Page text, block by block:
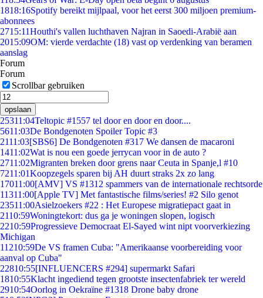
1818:16Spotify bereikt mijlpaal, voor het eerst 300 miljoen premium-
abonnees
2715:11Houthi's vallen luchthaven Najran in Saoedi-Arabië aan
2015:09OM: vierde verdachte (18) vast op verdenking van beramen
aanslag
Forum
Forum
Scrollbar gebruiken
opslaan
25311:04Teltopic #1557 tel door en door en door....
5611:03De Bondgenoten Spoiler Topic #3
2111:03[SBS6] De Bondgenoten #317 We dansen de macaroni
1411:02Wat is nou een goede jerrycan voor in de auto ?
2711:02Migranten breken door grens naar Ceuta in Spanje,l #10
7211:01Koopzegels sparen bij AH duurt straks 2x zo lang
17011:00[AMV] VS #1312 spammers van de internationale rechtsorde
11311:00[Apple TV] Met fantastische films/series! #2 Silo genot
23511:00Asielzoekers #22 : Het Europese migratiepact gaat in
2110:59Woningtekort: dus ga je woningen slopen, logisch
2210:59Progressieve Democraat El-Sayed wint nipt voorverkiezing
Michigan
11210:59De VS framen Cuba: "Amerikaanse voorbereiding voor
aanval op Cuba"
22810:55[INFLUENCERS #294] supermarkt Safari
1810:55Klacht ingediend tegen grootste insectenfabriek ter wereld
2910:54Oorlog in Oekraïne #1318 Drone baby drone